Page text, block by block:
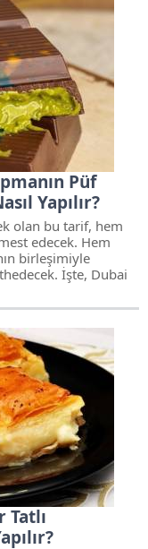
Püf
Yapılır?
olan bu tarif, hem
edecek. Hem
birleşimiyle
İşte, Dubai
Tatlı